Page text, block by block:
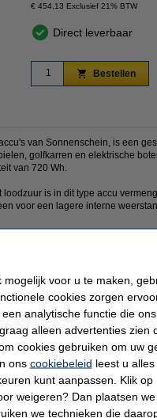
€ 454,13 Exclusief 21% BTW
Direct leverbaar
Bestellen
van Sonnenschein, is een
golfkarren en elektrische
van 720 Wh.
is in dit type accu
voor een lagere interne
met de afmetingen (261 x 170 x
voor u te maken,
cookies zorgen
analytische functie die
alleen advertenties zien
cookies gebruiken om uw
ons cookiebeleid leest u
kunt aanpassen. Klik op
weigeren? Dan plaatsen
we technieken die